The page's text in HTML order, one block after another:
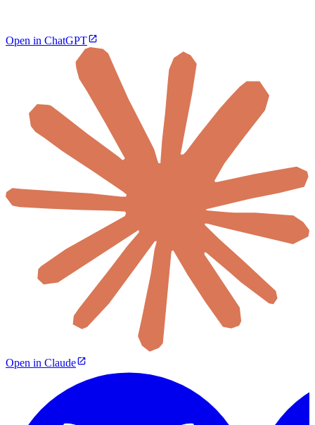
Open in ChatGPT
Open in Claude